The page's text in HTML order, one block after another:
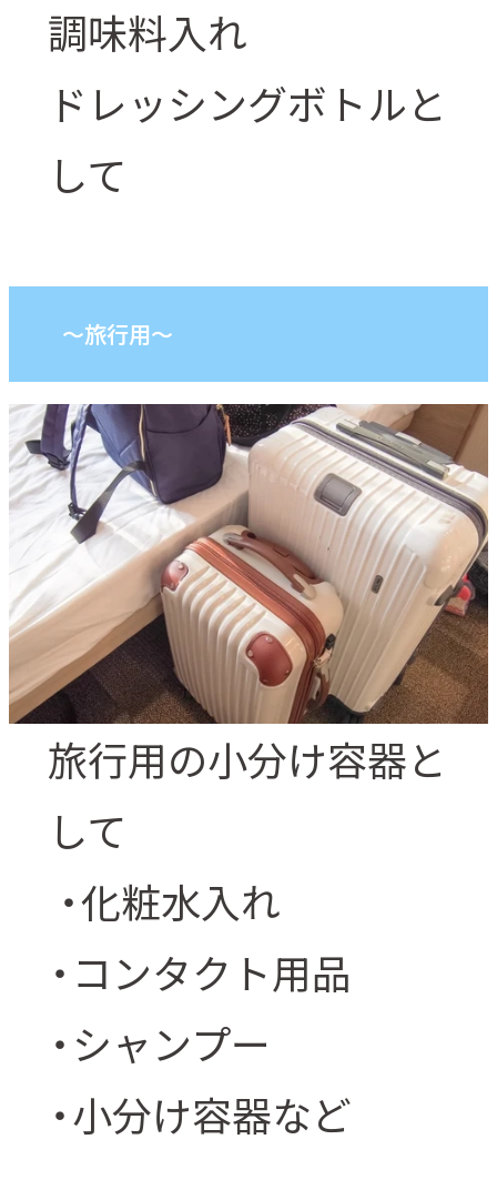
調味料入れ
ドレッシングボトルと
して
～旅行用～
旅行用の小分け容器と
して
・化粧水入れ
・コンタクト用品
・シャンプー
・小分け容器など